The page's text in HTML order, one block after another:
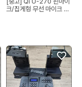
크/집게형 무선 마이크 세